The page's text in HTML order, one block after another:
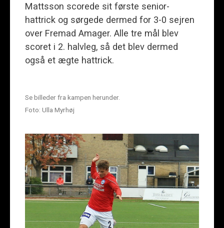
Mattsson scorede sit første senior-
hattrick og sørgede dermed for 3-0 sejren
over Fremad Amager. Alle tre mål blev
scoret i 2. halvleg, så det blev dermed
også et ægte hattrick.
Se billeder fra kampen herunder.
Foto: Ulla Myrhøj